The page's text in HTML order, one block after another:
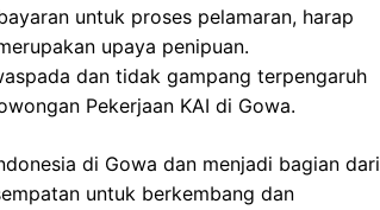
untuk proses pelamaran, harap
upaya penipuan.
dan tidak gampang terpengaruh
Pekerjaan KAI di Gowa.
di Gowa dan menjadi bagian dari
untuk berkembang dan